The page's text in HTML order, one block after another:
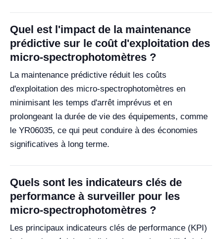
Quel est l'impact de la maintenance
prédictive sur le coût d'exploitation des
micro-spectrophotomètres ?
La maintenance prédictive réduit les coûts
d'exploitation des micro-spectrophotomètres en
minimisant les temps d'arrêt imprévus et en
prolongeant la durée de vie des équipements, comme
le YR06035, ce qui peut conduire à des économies
significatives à long terme.
Quels sont les indicateurs clés de
performance à surveiller pour les
micro-spectrophotomètres ?
Les principaux indicateurs clés de performance (KPI)